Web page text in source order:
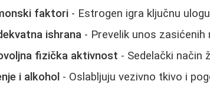
faktori - Estrogen igra ključnu
ishrana - Prevelik unos
fizička aktivnost - Sedelački način
i alkohol - Oslabljuju vezivno tkivo i